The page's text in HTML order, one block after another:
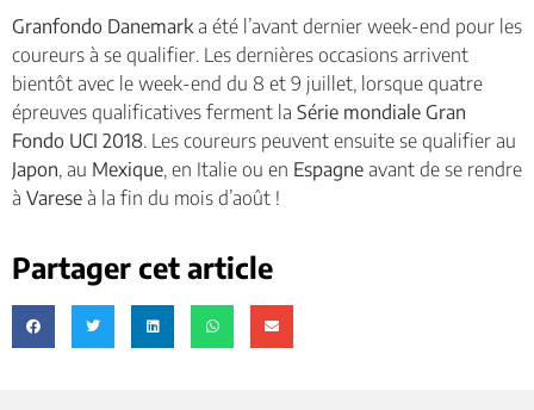
Granfondo Danemark a été l’avant dernier week-end pour les
coureurs à se qualifier. Les dernières occasions arrivent
bientôt avec le week-end du 8 et 9 juillet, lorsque quatre
épreuves qualificatives ferment la Série mondiale Gran
Fondo UCI 2018. Les coureurs peuvent ensuite se qualifier au
Japon, au Mexique, en Italie ou en Espagne avant de se rendre
à Varese à la fin du mois d’août !
Partager cet article